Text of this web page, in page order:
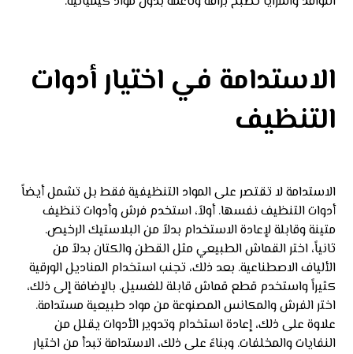
الاستدامة في اختيار أدوات
التنظيف
الاستدامة لا تقتصر على المواد التنظيفية فقط بل تشمل أيضاً
أدوات التنظيف نفسها. أولاً، استخدم فرش وأدوات تنظيف
متينة وقابلة لإعادة الاستخدام بدلاً من البلاستيك الرخيص.
ثانياً، اختر القماش الطبيعي مثل القطن والكتان بدلاً من
الألياف الاصطناعية. بعد ذلك، تجنب استخدام المناديل الورقية
كثيراً واستخدم قطع قماش قابلة للغسيل. بالإضافة إلى ذلك،
اختر الفرش والمكانس المصنوعة من مواد طبيعية مستدامة.
علاوة على ذلك، إعادة استخدام وتدوير الأدوات يقلل من
النفايات والمخلفات. وبناءً على ذلك، الاستدامة تبدأ من اختيار